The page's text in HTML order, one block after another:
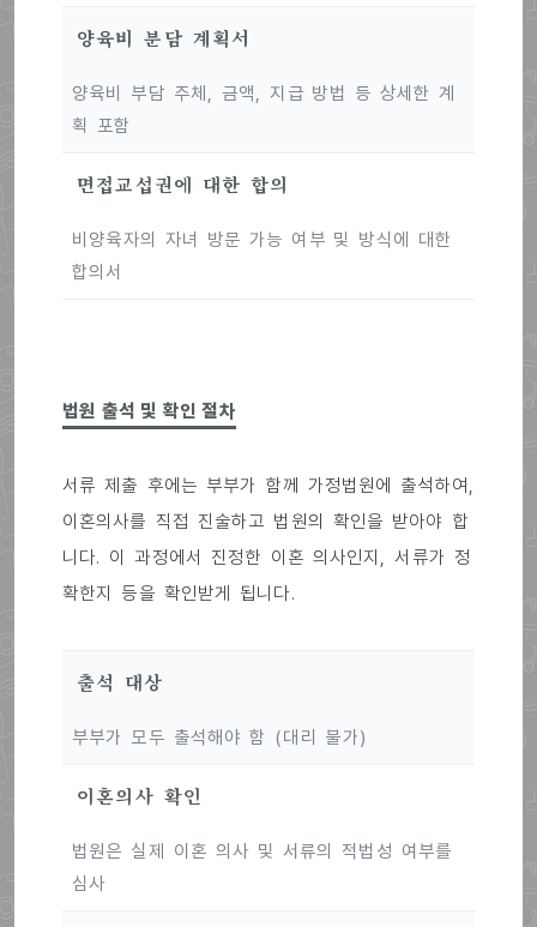
양육비 분담 계획서
양육비 부담 주체, 금액, 지급 방법 등 상세한 계
획 포함
면접교섭권에 대한 합의
비양육자의 자녀 방문 가능 여부 및 방식에 대한
합의서
법원 출석 및 확인 절차
서류 제출 후에는 부부가 함께 가정법원에 출석하여,
이혼의사를 직접 진술하고 법원의 확인을 받아야 합
니다. 이 과정에서 진정한 이혼 의사인지, 서류가 정
확한지 등을 확인받게 됩니다.
출석 대상
부부가 모두 출석해야 함 (대리 불가)
이혼의사 확인
법원은 실제 이혼 의사 및 서류의 적법성 여부를
심사